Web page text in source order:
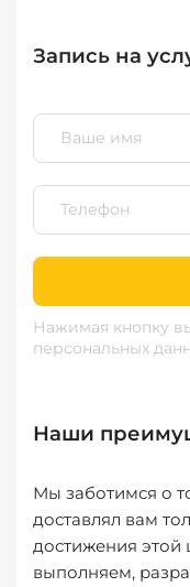
Запись на
Нажимая кнопку
персональных
Наши
Мы заботимся о
доставлял вам
достижения этой
выполняем,